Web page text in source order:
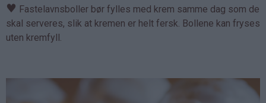
♥ Fastelavnsboller bør fylles med krem samme dag som de
skal serveres, slik at kremen er helt fersk. Bollene kan fryses
uten kremfyll.